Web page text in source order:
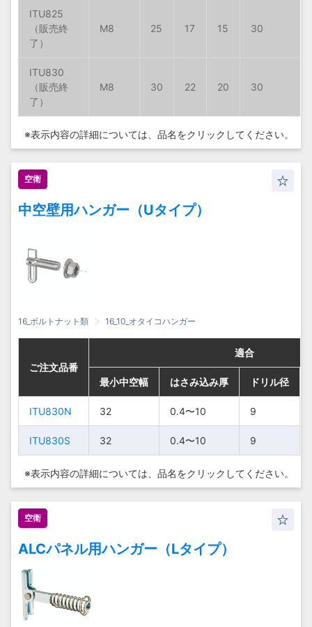
ITU825
M8
25 17 15 30
ITU830
M8
30 22 20 30
ITU825
M8
25 17 15 30
ITU830
M8
30 22 20 30
ITU825
M8
25 17 15 30
ITU830
M8
30 22 20 30
ITU825
M8
25 17 15 30
ITU830
M8
30 22 20 30
※表示内容の詳細については、 品名をクリックしてください。
空衛
中空壁用ハンガー（Uタイプ）
16_ボルトナット類 16_10_オタイコハンガー
ご注文品番
適合
最小中空幅 はさみ込み厚 ドリル径
ITU830N 32 0.4〜10 9
ITU830S 32 0.4〜10 9
ご注文品番
適合
最小中空幅 はさみ込み厚 ドリル径
ITU830N 32 0.4〜10 9
ITU830S 32 0.4〜10 9
ご注文品番
適合
最小中空幅 はさみ込み厚 ドリル径
ITU830N 32 0.4〜10 9
ITU830S 32 0.4〜10 9
ご注文品番
適合
最小中空幅 はさみ込み厚 ドリル径
ITU830N 32 0.4〜10 9
ITU830S 32 0.4〜10 9
※表示内容の詳細については、 品名をクリックしてください。
空衛
ALCパネル用ハンガー（Lタイプ）